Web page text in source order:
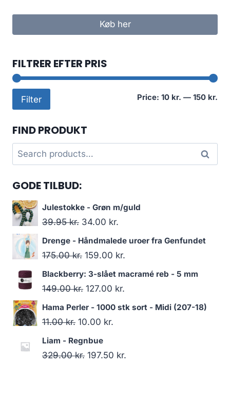
Køb her
FILTRER EFTER PRIS
Filter Price: 10 kr. — 150 kr.
FIND PRODUKT
Search
for:
Search
GODE TILBUD:
Julestokke - Grøn m/guld
39.95kr. 34.00 kr.
Drenge - Håndmalede uroer fra Genfundet
175.00kr. 159.00 kr.
Blackberry: 3-slået macramé reb - 5 mm
149.00kr. 127.00 kr.
Hama Perler - 1000 stk sort - Midi (207-18)
11.00kr. 10.00 kr.
Liam - Regnbue
329.00kr. 197.50 kr.